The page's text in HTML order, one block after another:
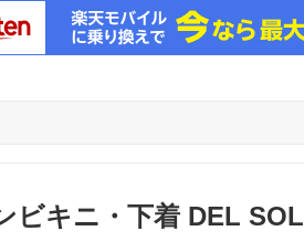
ビキニ・下着 DEL SOL